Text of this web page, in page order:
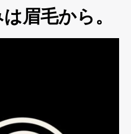
眉毛から。